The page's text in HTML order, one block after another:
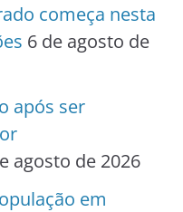
começa nesta
6 de agosto de
após ser
agosto de 2026
em